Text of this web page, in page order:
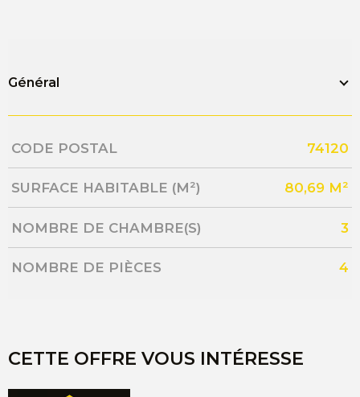
Général
Caractérisque Valeurs
CODE POSTAL 74120
SURFACE HABITABLE (M²) 80,69 M²
NOMBRE DE CHAMBRE(S) 3
NOMBRE DE PIÈCES 4
CETTE OFFRE VOUS INTÉRESSE